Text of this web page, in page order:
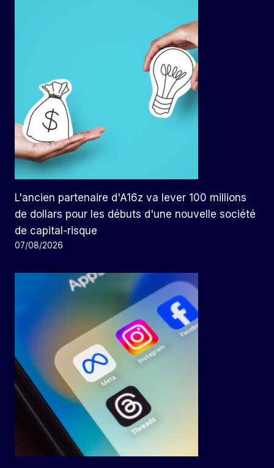
L'ancien partenaire d'A16z va lever 100 millions
de dollars pour les débuts d'une nouvelle société
de capital-risque
07/08/2026